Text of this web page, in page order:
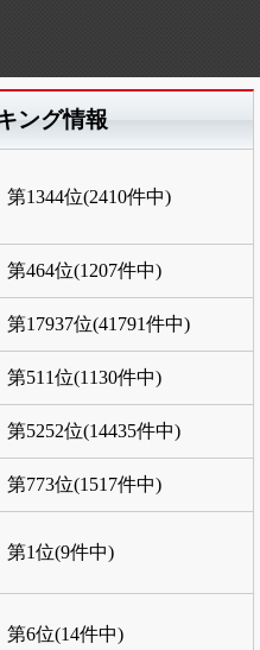
ング情報
第1344位(2410件中)
第464位(1207件中)
第17937位(41791件中)
第511位(1130件中)
第5252位(14435件中)
第773位(1517件中)
第1位(9件中)
第6位(14件中)